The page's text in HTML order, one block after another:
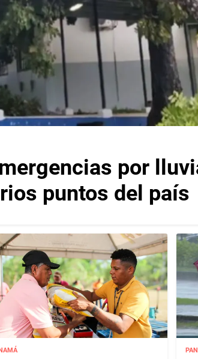
por
puntos del país